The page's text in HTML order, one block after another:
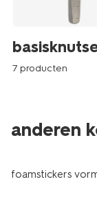
7 producten
anderen
foamstickers